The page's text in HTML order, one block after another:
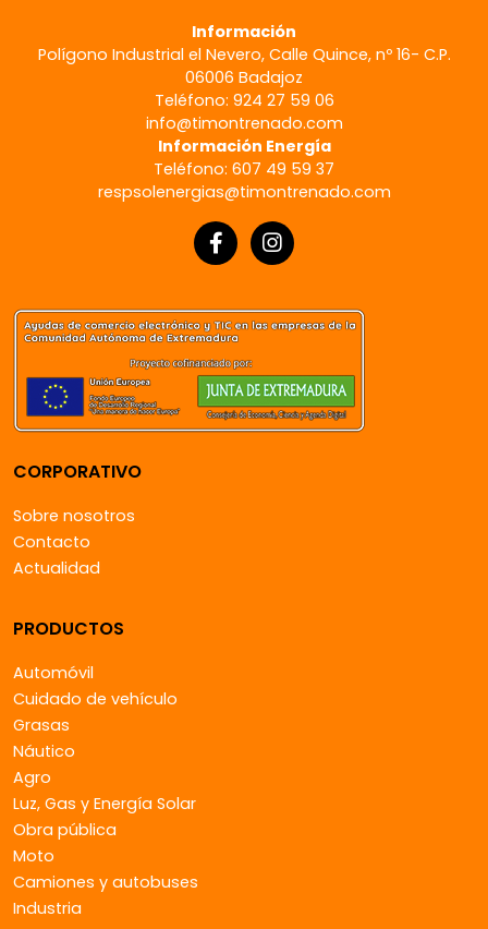
Información
Polígono Industrial el Nevero, Calle Quince, nº 16- C.P.
06006 Badajoz
Teléfono: 924 27 59 06
info@timontrenado.com
Información Energía
Teléfono: 607 49 59 37
respsolenergias@timontrenado.com
CORPORATIVO
Sobre nosotros
Contacto
Actualidad
PRODUCTOS
Automóvil
Cuidado de vehículo
Grasas
Náutico
Agro
Luz, Gas y Energía Solar
Obra pública
Moto
Camiones y autobuses
Industria